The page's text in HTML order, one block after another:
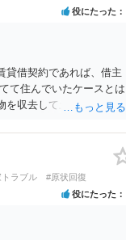
役にたった
貸借契約であれば、借主
て住んでいたケースとは
を収去して土地を明渡す
るわけでもないように思
まずは相手に請求の根拠
ラブル #原状回復
役にたった